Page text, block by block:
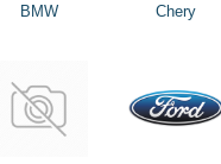
BMW Chery